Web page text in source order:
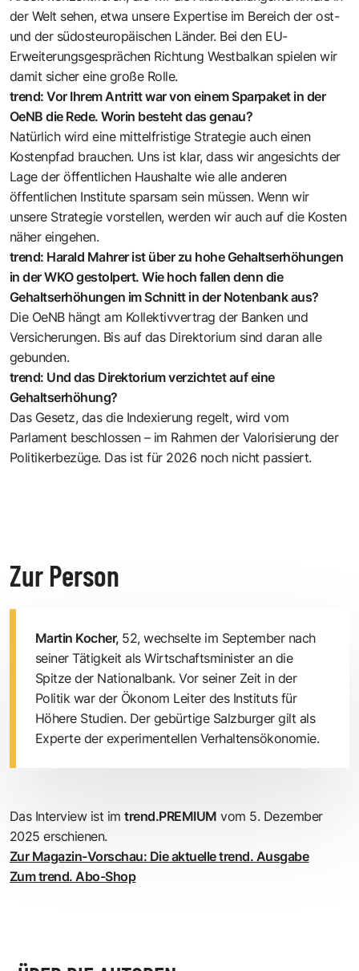
der Welt sehen, etwa unsere Expertise im Bereich der ost-
und der südosteuropäischen Länder. Bei den EU-
Erweiterungsgesprächen Richtung Westbalkan spielen wir
damit sicher eine große Rolle.
trend: Vor Ihrem Antritt war von einem Sparpaket in der
OeNB die Rede. Worin besteht das genau?
Natürlich wird eine mittelfristige Strategie auch einen
Kostenpfad brauchen. Uns ist klar, dass wir angesichts der
Lage der öffentlichen Haushalte wie alle anderen
öffentlichen Institute sparsam sein müssen. Wenn wir
unsere Strategie vorstellen, werden wir auch auf die Kosten
näher eingehen.
trend: Harald Mahrer ist über zu hohe Gehaltserhöhungen
in der WKO gestolpert. Wie hoch fallen denn die
Gehaltserhöhungen im Schnitt in der Notenbank aus?
Die OeNB hängt am Kollektivvertrag der Banken und
Versicherungen. Bis auf das Direktorium sind daran alle
gebunden.
trend: Und das Direktorium verzichtet auf eine
Gehaltserhöhung?
Das Gesetz, das die Indexierung regelt, wird vom
Parlament beschlossen – im Rahmen der Valorisierung der
Politikerbezüge. Das ist für 2026 noch nicht passiert.
Zur Person
Martin Kocher, 52, wechselte im September nach
seiner Tätigkeit als Wirtschaftsminister an die
Spitze der Nationalbank. Vor seiner Zeit in der
Politik war der Ökonom Leiter des Instituts für
Höhere Studien. Der gebürtige Salzburger gilt als
Experte der experimentellen Verhaltensökonomie.
Das Interview ist imtrend.PREMIUM vom 5. Dezember
2025 erschienen.
Zur Magazin-Vorschau: Die aktuelle trend. Ausgabe
Zum trend. Abo-Shop